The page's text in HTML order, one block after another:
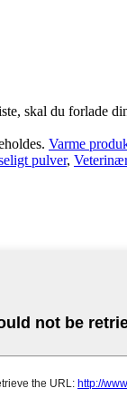
skal du forlade
Varme
pulver,